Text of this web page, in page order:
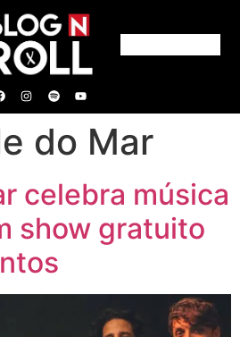
do Mar
celebra música
show gratuito